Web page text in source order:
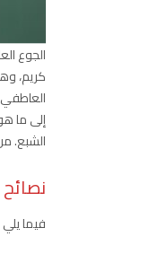
الجوع
كريم،
إلى ما
الشبع.
فيما